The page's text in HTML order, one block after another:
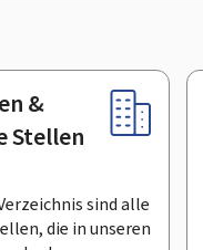
&
Stellen
sind alle
die in unseren